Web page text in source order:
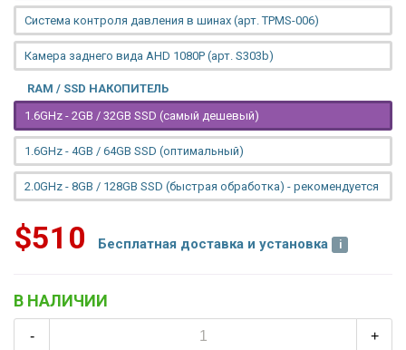
Система контроля давления в шинах (арт. TPMS-006)
Камера заднего вида AHD 1080P (арт. S303b)
RAM / SSD НАКОПИТЕЛЬ
1.6GHz - 2GB / 32GB SSD (самый дешевый)
1.6GHz - 4GB / 64GB SSD (оптимальный)
2.0GHz - 8GB / 128GB SSD (быстрая обработка) - рекомендуется
$510 Бесплатная доставка и установка
В НАЛИЧИИ
- +